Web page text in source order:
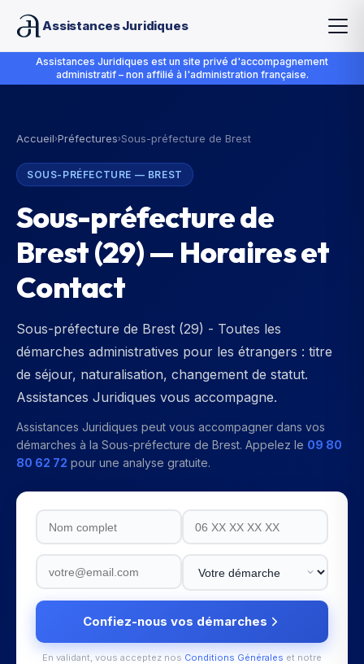
Assistances Juridiques
Assistances Juridiques est un site privé d'accompagnement
administratif – non affilié à l'administration française.
Accueil›Préfectures›Sous-préfecture de Brest
SOUS-PRÉFECTURE — BREST
Sous-préfecture de
Brest(29) — Horaires et
Contact
Sous-préfecture de Brest (29) - Toutes les
démarches administratives pour les étrangers : titre
de séjour, naturalisation, changement de statut.
Assistances Juridiques vous accompagne.
Assistances Juridiques peut vous accompagner dans vos
démarches à la Sous-préfecture de Brest. Appelez le 09 80
80 62 72 pour une analyse gratuite.
Confiez-nous vos démarches
En validant, vous acceptez nos Conditions Générales et notre